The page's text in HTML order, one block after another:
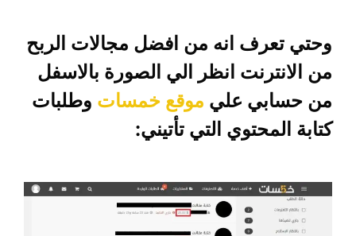
وحتي تعرف انه من افضل مجالات الربح
من الانترنت انظر الي الصورة بالاسفل
من حسابي علي موقع خمسات وطلبات
كتابة المحتوي التي تأتيني: